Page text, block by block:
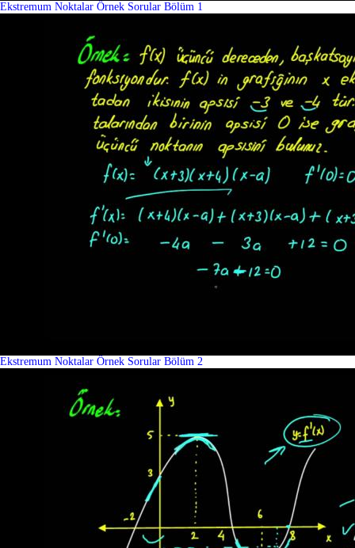
Ekstremum Noktalar Örnek Sorular Bölüm 1
Ekstremum Noktalar Örnek Sorular Bölüm 2